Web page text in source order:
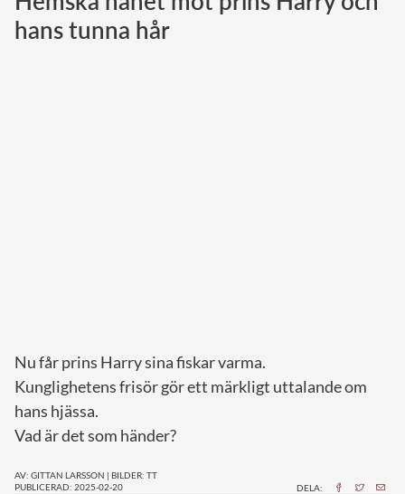
Norska kungahuset
hans tunna hår
Nu får prins Harry sina fiskar varma.
Kunglighetens frisör gör ett märkligt uttalande om
hans hjässa.
Vad är det som händer?
AV: GITTAN LARSSON | BILDER: TT
PUBLICERAD: 2025-02-20
DELA: